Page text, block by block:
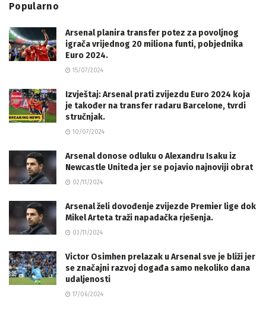
Popularno
Arsenal planira transfer potez za povoljnog
igrača vrijednog 20 miliona funti, pobjednika
Euro 2024.
15/07/2024
Izvještaj: Arsenal prati zvijezdu Euro 2024 koja
je također na transfer radaru Barcelone, tvrdi
stručnjak.
10/07/2024
Arsenal donose odluku o Alexandru Isaku iz
Newcastle Uniteda jer se pojavio najnoviji obrat
02/11/2024
Arsenal želi dovođenje zvijezde Premier lige dok
Mikel Arteta traži napadačka rješenja.
03/11/2024
Victor Osimhen prelazak u Arsenal sve je bliži jer
se značajni razvoj događa samo nekoliko dana
udaljenosti
17/06/2024